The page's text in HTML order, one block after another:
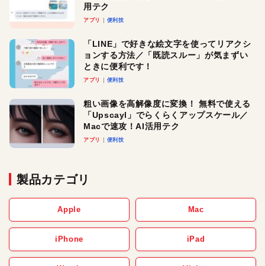
用テク
アプリ 便利技
「LINE」で好きな絵文字を使ってリアクシ
ョンする方法／「既読スルー」が気まずい
ときに便利です！
アプリ 便利技
粗い画像を高解像度に変換！ 無料で使える
「Upscayl」でらくらくアップスケール／
Macで速攻！AI活用テク
アプリ 便利技
製品カテゴリ
Apple Mac
iPhone iPad